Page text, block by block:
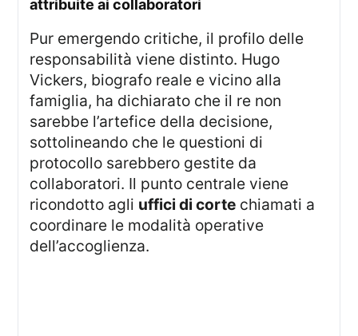
attribuite ai collaboratori
Pur emergendo critiche, il profilo delle
responsabilità viene distinto. Hugo
Vickers, biografo reale e vicino alla
famiglia, ha dichiarato che il re non
sarebbe l’artefice della decisione,
sottolineando che le questioni di
protocollo sarebbero gestite da
collaboratori. Il punto centrale viene
ricondotto agli uffici di corte chiamati a
coordinare le modalità operative
dell’accoglienza.